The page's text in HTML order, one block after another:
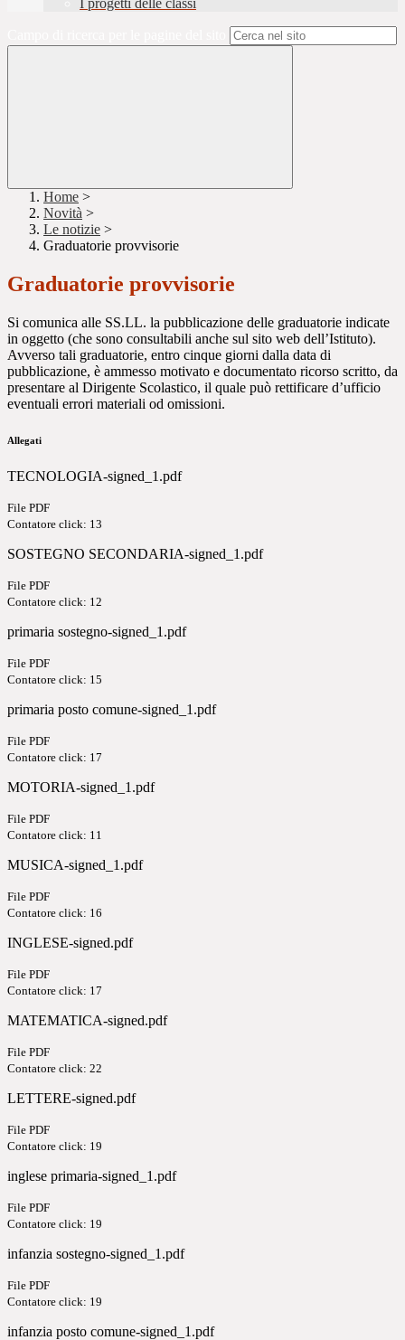
I progetti delle classi
Home >
Novità >
Le notizie >
Graduatorie provvisorie
Graduatorie provvisorie
Si comunica alle SS.LL. la pubblicazione delle graduatorie indicate
in oggetto (che sono consultabili anche sul sito web dell’Istituto).
Avverso tali graduatorie, entro cinque giorni dalla data di
pubblicazione, è ammesso motivato e documentato ricorso scritto, da
presentare al Dirigente Scolastico, il quale può rettificare d’ufficio
eventuali errori materiali od omissioni.
Allegati
TECNOLOGIA-signed_1.pdf
File PDF
Contatore click: 13
SOSTEGNO SECONDARIA-signed_1.pdf
File PDF
Contatore click: 12
primaria sostegno-signed_1.pdf
File PDF
Contatore click: 15
primaria posto comune-signed_1.pdf
File PDF
Contatore click: 17
MOTORIA-signed_1.pdf
File PDF
Contatore click: 11
MUSICA-signed_1.pdf
File PDF
Contatore click: 16
INGLESE-signed.pdf
File PDF
Contatore click: 17
MATEMATICA-signed.pdf
File PDF
Contatore click: 22
LETTERE-signed.pdf
File PDF
Contatore click: 19
inglese primaria-signed_1.pdf
File PDF
Contatore click: 19
infanzia sostegno-signed_1.pdf
File PDF
Contatore click: 19
infanzia posto comune-signed_1.pdf